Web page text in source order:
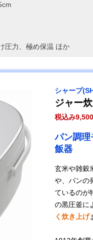
圧力、極め保温 ほか
シャープ
ジャー
税込み
パン調理
飯器
玄米や雑穀
や、パンの
ているのが
の黒圧釜に
く炊き上げ